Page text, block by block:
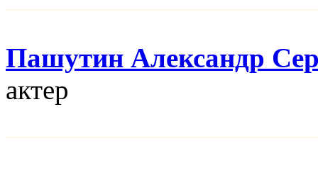
Пашутин Александр
актер